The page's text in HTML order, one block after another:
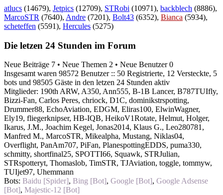
atlucs (14679), Jetpics (12709), STRobi (10971), backblech (8886),
MarcoSTR (7640), Andre (7201), Bolt43 (6352), Bianca (5934),
scheteffen (5591), Hercules (5275)
Die letzen 24 Stunden im Forum
Neue Beiträge 7 • Neue Themen 2 • Neue Benutzer 0
Insgesamt waren 98572 Benutzer :: 50 Registrierte, 12 Versteckte, 5
bots und 98505 Gäste in den letzen 24 Stunden aktiv
Mitglieder: 190th ARW, A350, Ann555, B-1B Lancer, B787TUIfly,
Bizzi-Fan, Carlos Peres, chriock, D1C, dominikstrspotting,
Drummer88, EchoAviation, EDGM, Eliras100, ElwinWagner,
Ely19, fliegerknipser, HB-IQB, HeikoV1Rotate, Helmut, Holger,
Ikarus, J.M., Joachim Kegel, Jonas2014, Klaus G., Leo280781 ,
Manfred M., MarcoSTR, Mikealpha, Mustang, Niklas04,
Overflight, PanAm707, PiFan, PlanespottingEDDS, puma330,
schmitty, shortfinal25, SPOTTI66, Squawk, STRJulian,
STRspotteryt, Thomaslob, TimSTR, TJAviation, toggle, tommyw,
TUIjet97, Uhemmann
Bots: Baidu [Spider], Bing [Bot], Google [Bot], Google Adsense
[Bot], Majestic-12 [Bot]